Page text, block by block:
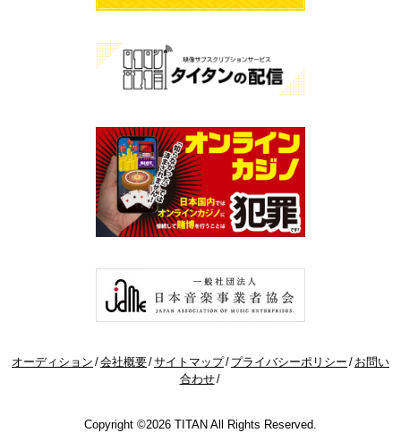
オーディション 会社概要 サイトマップ プライバシーポリシー
お問い
合わせ
Copyright ©2026 TITAN All Rights Reserved.